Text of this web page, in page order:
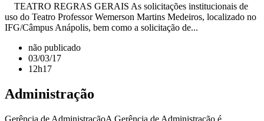
TEATRO REGRAS GERAIS As solicitações institucionais de
uso do Teatro Professor Wemerson Martins Medeiros, localizado no
IFG/Câmpus Anápolis, bem como a solicitação de...
não publicado
03/03/17
12h17
Administração
Gerência de AdministraçãoA Gerência de Administração é